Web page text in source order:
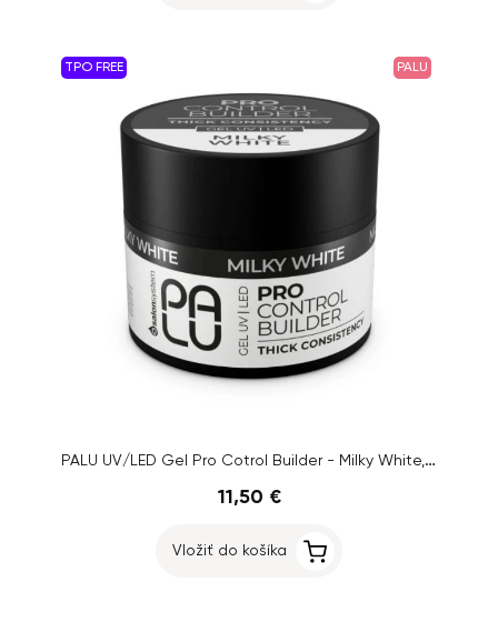
TPO FREE PALU
PALU UV/LED Gel Pro Cotrol Builder - Milky White, 45g
11,50 €
Vložiť do košíka